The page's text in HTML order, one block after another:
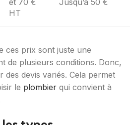
et 70 €
HT
Jusqu’à 50 €
ces prix sont juste une
de plusieurs conditions. Donc,
des devis variés. Cela permet
le plombier qui convient à